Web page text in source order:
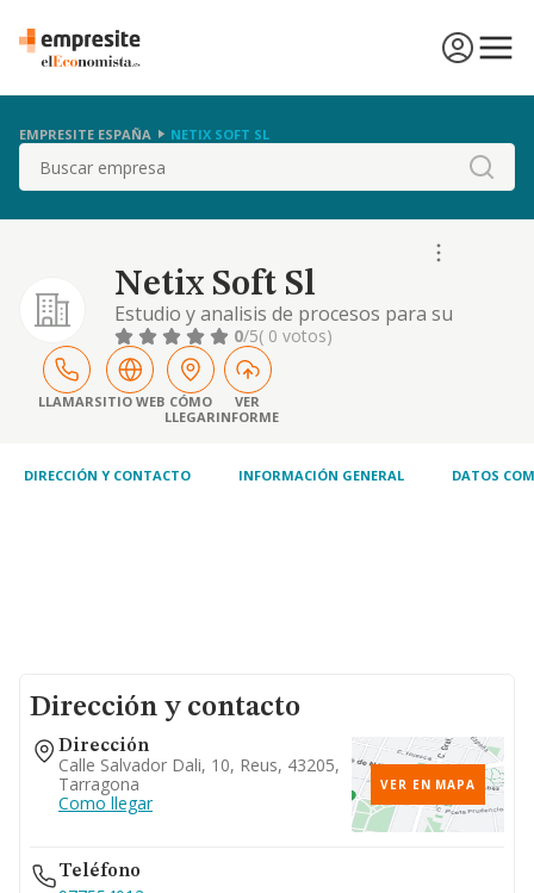
EMPRESITE ESPAÑA NETIX SOFT SL
Buscar
Netix Soft Sl
Estudio y analisis de procesos para su
tratamiento mecanico, equipos electronicos
venta al por menor de productos
informaticos.
0/5( 0 votos)
LLAMARSITIO WEB CÓMO
LLEGAR
VER
INFORME
DIRECCIÓN Y CONTACTO INFORMACIÓN GENERAL DATOS
Dirección y contacto
Dirección
Calle Salvador Dali, 10, Reus, 43205,
Tarragona
Como llegar
VER EN MAPA
Teléfono